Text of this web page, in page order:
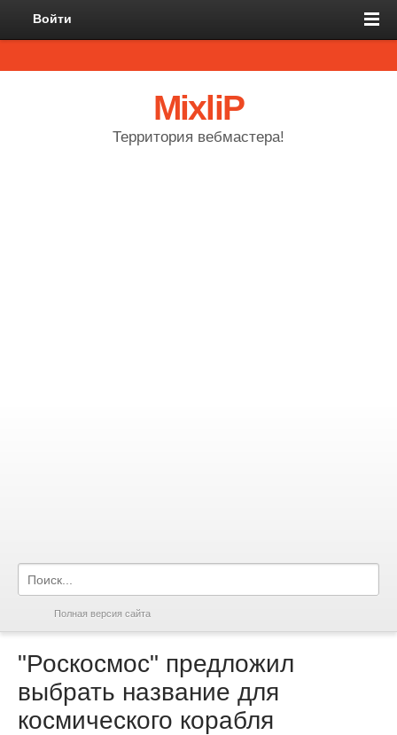
Войти
MixliP
Территория вебмастера!
Полная версия сайта
"Роскосмос" предложил
выбрать название для
космического корабля